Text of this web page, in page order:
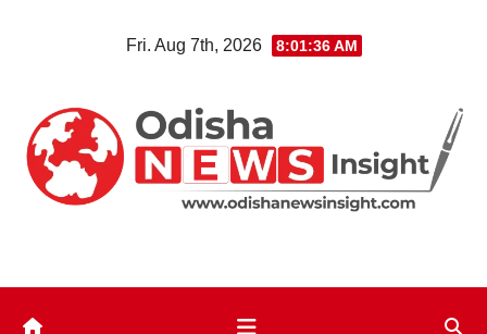
Fri. Aug 7th, 2026 8:01:37 AM